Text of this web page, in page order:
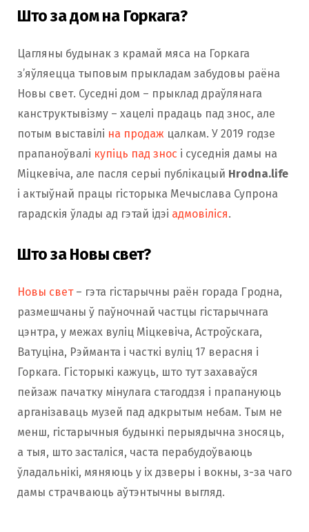
Што за дом на Горкага?
Цагляны будынак з крамай мяса на Горкага
з’яўляецца тыповым прыкладам забудовы раёна
Новы свет. Суседні дом – прыклад драўлянага
канструктывізму – хацелі прадаць пад знос, але
потым выставілі на продаж цалкам. У 2019 годзе
прапаноўвалі купіць пад знос і суседнія дамы на
Міцкевіча, але пасля серыі публікацый Hrodna.life
і актыўнай працы гісторыка Мечыслава Супрона
гарадскія ўлады ад гэтай ідэі адмовіліся.
Што за Новы свет?
Новы свет– гэта гістарычны раён горада Гродна,
размешчаны ў паўночнай частцы гістарычнага
цэнтра, у межах вуліц Міцкевіча, Астроўскага,
Ватуціна, Рэйманта і часткі вуліц 17 верасня і
Горкага. Гісторыкі кажуць, што тут захаваўся
пейзаж пачатку мінулага стагоддзя і прапануюць
арганізаваць музей пад адкрытым небам. Тым не
менш, гістарычныя будынкі перыядычна зносяць,
а тыя, што засталіся, часта перабудоўваюць
ўладальнікі, мяняюць у іх дзверы і вокны, з-за чаго
дамы страчваюць аўтэнтычны выгляд.